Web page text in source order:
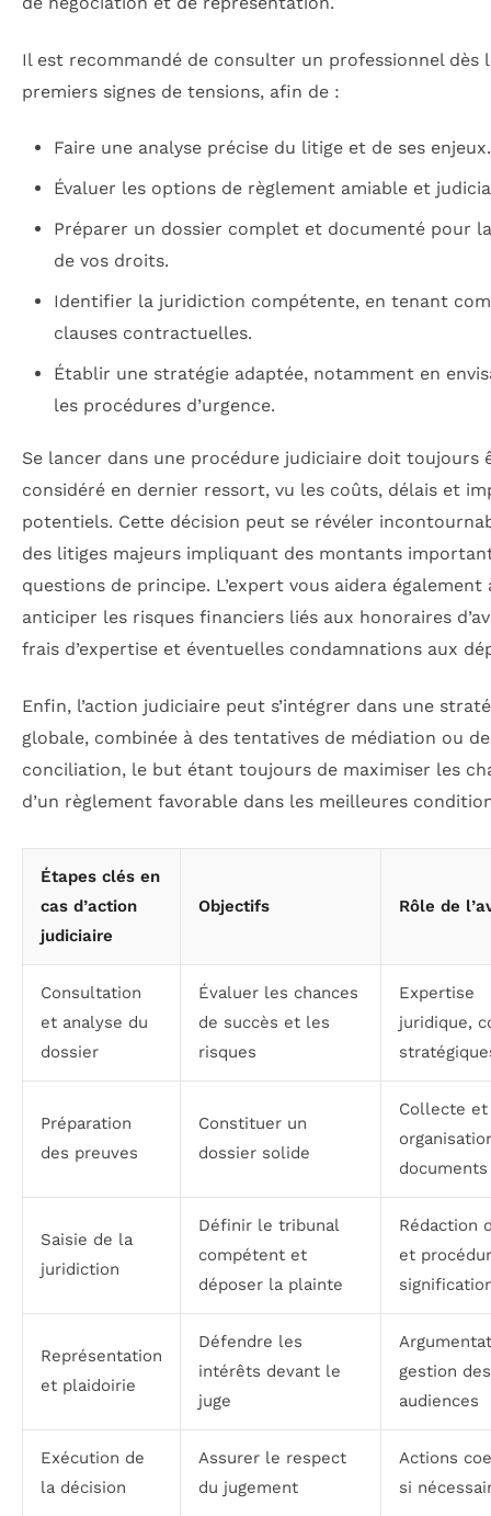
Il est recommandé de consulter un professionnel dès
premiers signes de tensions, afin de :
Faire une analyse précise du litige et de ses enjeux.
Évaluer les options de règlement amiable et
Préparer un dossier complet et documenté pour
de vos droits.
Identifier la juridiction compétente, en tenant
clauses contractuelles.
Établir une stratégie adaptée, notamment en
les procédures d’urgence.
Se lancer dans une procédure judiciaire doit toujours
considéré en dernier ressort, vu les coûts, délais et
potentiels. Cette décision peut se révéler
des litiges majeurs impliquant des montants
questions de principe. L’expert vous aidera également
anticiper les risques financiers liés aux honoraires
frais d’expertise et éventuelles condamnations aux
Enfin, l’action judiciaire peut s’intégrer dans une
globale, combinée à des tentatives de médiation ou de
conciliation, le but étant toujours de maximiser les
d’un règlement favorable dans les meilleures
Étapes clés en
cas d’action
judiciaire
Objectifs Rôle de
Consultation
et analyse du
dossier
Évaluer les chances
de succès et les
risques
Expertise
juridique,
Préparation
des preuves
Constituer un
dossier solide
Collecte et
documents
Saisie de la
juridiction
Définir le tribunal
compétent et
déposer la plainte
Rédaction
et
Représentation
et plaidoirie
Défendre les
intérêts devant le
juge
gestion des
audiences
Exécution de
la décision
Assurer le respect
du jugement
Actions
si